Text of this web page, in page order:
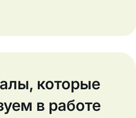
которые
в работе